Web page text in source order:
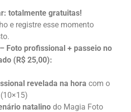
totalmente gratuitas!
e registre esse momento
Foto profissional + passeio no
(R$ 25,00):
revelada na hora com o
natalino do Magia Foto